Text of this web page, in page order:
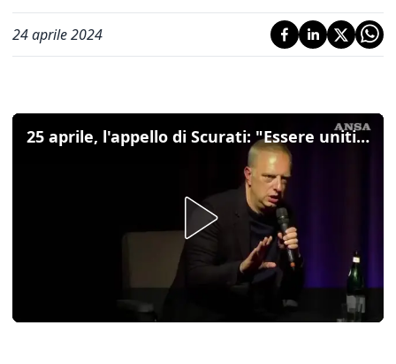
24 aprile 2024
25 aprile, l'appello di Scurati: "Essere uniti l'unico modo per contrastare la violenza fascista"